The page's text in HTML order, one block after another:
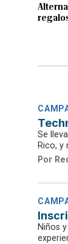
Se
Rico, y
Por
Niños